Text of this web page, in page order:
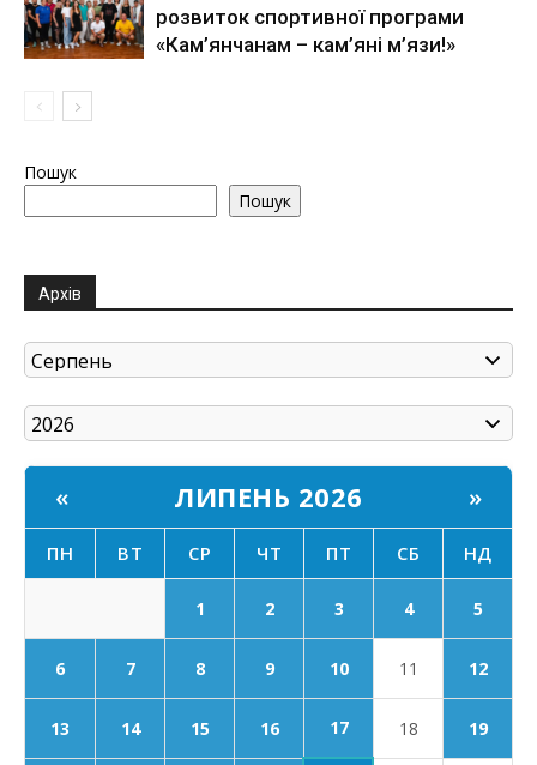
розвиток спортивної програми
«Кам’янчанам – кам’яні м’язи!»
Пошук
Пошук
Архів
« ЛИПЕНЬ 2026 »
ПН ВТ СР ЧТ ПТ СБ НД
1 2 3 4 5
6 7 8 9 10 11 12
13 14 15 16 17 18 19